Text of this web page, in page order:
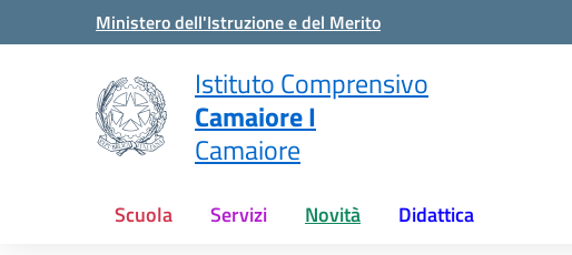
Vai ai contenuti
Vai al menu di navigazione
Ministero dell'Istruzione e del Merito
Istituto Comprensivo
Camaiore I
Camaiore
Scuola Servizi Novità Didattica